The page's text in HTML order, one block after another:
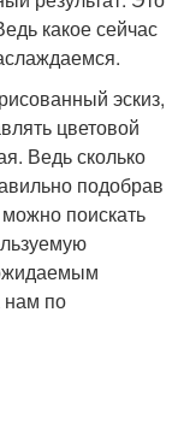
какое сейчас
эскиз,
цветовой
Ведь сколько
подобрав
поискать
нам по